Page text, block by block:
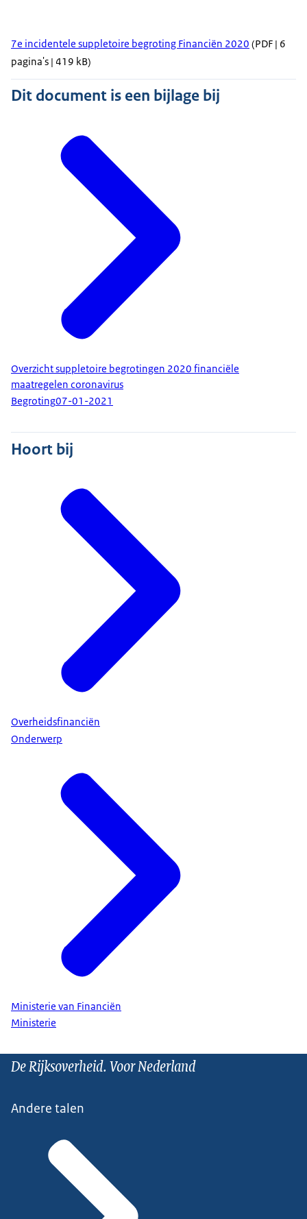
7e incidentele suppletoire begroting Financiën 2020 (PDF | 6
pagina's | 419 kB)
Dit document is een bijlage bij
Overzicht suppletoire begrotingen 2020 financiële
maatregelen coronavirus
Begroting07-01-2021
Hoort bij
Overheidsfinanciën
Onderwerp
Ministerie van Financiën
Ministerie
De Rijksoverheid. Voor Nederland
Andere talen